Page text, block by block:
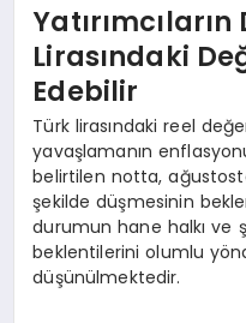
Lirasındaki
Edebilir
Türk lirasındaki reel
yavaşlamanın
belirtilen notta,
şekilde düşmesinin
durumun hane halkı ve
beklentilerini olumlu
düşünülmektedir.